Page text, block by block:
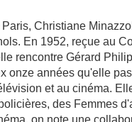
Christiane
En 1952, reçue au
rencontre Gérard
onze années qu'elle
et au cinéma.
des Femmes